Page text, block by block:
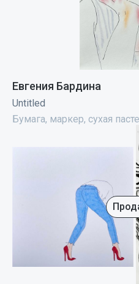
Евгения Бардина
Untitled
Бумага, маркер, сухая